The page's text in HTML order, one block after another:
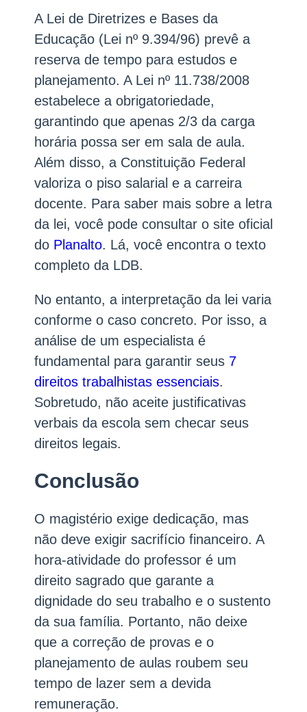
A Lei de Diretrizes e Bases da
Educação (Lei nº 9.394/96) prevê a
reserva de tempo para estudos e
planejamento. A Lei nº 11.738/2008
estabelece a obrigatoriedade,
garantindo que apenas 2/3 da carga
horária possa ser em sala de aula.
Além disso, a Constituição Federal
valoriza o piso salarial e a carreira
docente. Para saber mais sobre a letra
da lei, você pode consultar o site oficial
do Planalto. Lá, você encontra o texto
completo da LDB.
No entanto, a interpretação da lei varia
conforme o caso concreto. Por isso, a
análise de um especialista é
fundamental para garantir seus 7
direitos trabalhistas essenciais.
Sobretudo, não aceite justificativas
verbais da escola sem checar seus
direitos legais.
Conclusão
O magistério exige dedicação, mas
não deve exigir sacrifício financeiro. A
hora-atividade do professor é um
direito sagrado que garante a
dignidade do seu trabalho e o sustento
da sua família. Portanto, não deixe
que a correção de provas e o
planejamento de aulas roubem seu
tempo de lazer sem a devida
remuneração.